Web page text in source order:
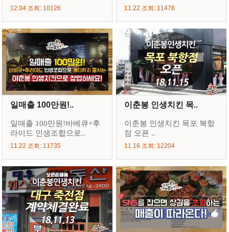
12.04 조회: 10126 11.22 조회: 11476
일매출 100만원!..
일매출 100만원!바베큐+후
라이드 인생조합으로..
11.22 조회: 11735
이춘봉 인생치킨 목..
이춘봉 인생치킨 목포 북항
점 오픈 ..
11.16 조회: 12204